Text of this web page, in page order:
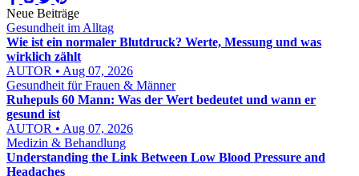
Neue Beiträge
Gesundheit im Alltag
Wie ist ein normaler Blutdruck? Werte, Messung und was
wirklich zählt
AUTOR • Aug 07, 2026
Gesundheit für Frauen & Männer
Ruhepuls 60 Mann: Was der Wert bedeutet und wann er
gesund ist
AUTOR • Aug 07, 2026
Medizin & Behandlung
Understanding the Link Between Low Blood Pressure and
Headaches